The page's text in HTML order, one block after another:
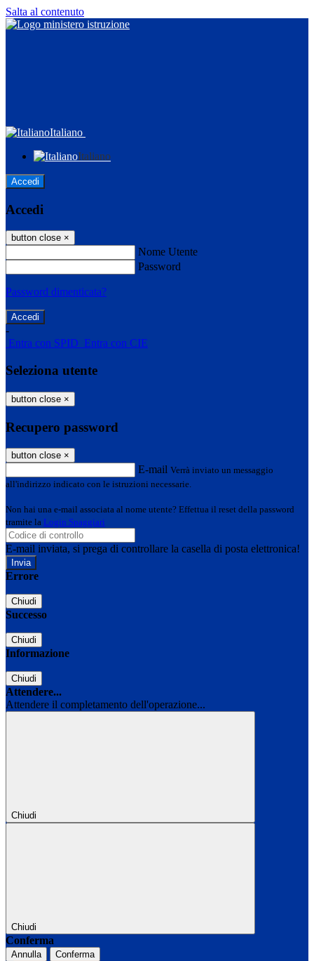
Salta al contenuto
Italiano
Italiano
Accedi
Accedi
button close ×
Nome Utente
Password
Password dimenticata?
-
Entra con SPID Entra con CIE
Seleziona utente
button close ×
Recupero password
button close ×
E-mail Verrà inviato un messaggio
all'indirizzo indicato con le istruzioni necessarie.
Non hai una e-mail associata al nome utente? Effettua il reset della password
tramite la Login Spaggiari
E-mail inviata, si prega di controllare la casella di posta elettronica!
Errore
Chiudi
Successo
Chiudi
Informazione
Chiudi
Attendere...
Attendere il completamento dell'operazione...
Chiudi
Chiudi
Conferma
Annulla Conferma